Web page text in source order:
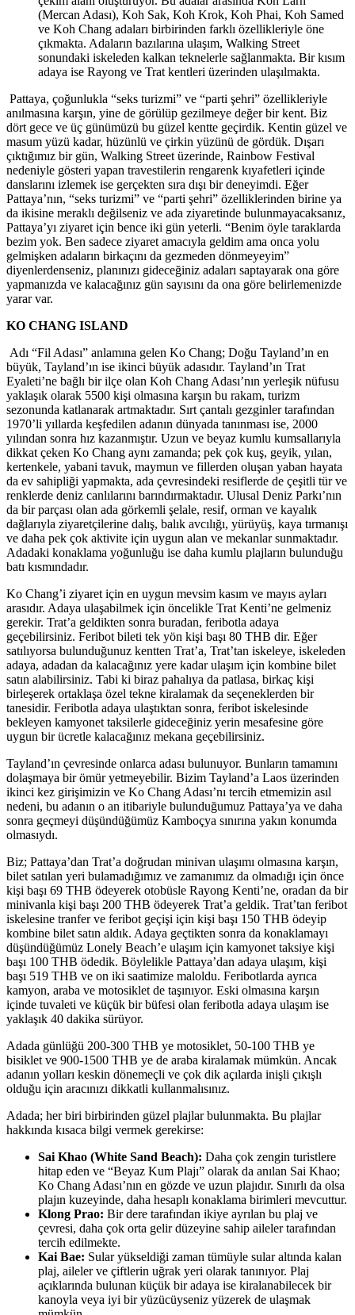
(Mercan Adası), Koh Sak, Koh Krok, Koh Phai, Koh Samed
ve Koh Chang adaları birbirinden farklı özellikleriyle öne
çıkmakta. Adaların bazılarına ulaşım, Walking Street
sonundaki iskeleden kalkan teknelerle sağlanmakta. Bir kısım
adaya ise Rayong ve Trat kentleri üzerinden ulaşılmakta.
Pattaya, çoğunlukla “seks turizmi” ve “parti şehri” özellikleriyle
anılmasına karşın, yine de görülüp gezilmeye değer bir kent. Biz
dört gece ve üç günümüzü bu güzel kentte geçirdik. Kentin güzel ve
masum yüzü kadar, hüzünlü ve çirkin yüzünü de gördük. Dışarı
çıktığımız bir gün, Walking Street üzerinde, Rainbow Festival
nedeniyle gösteri yapan travestilerin rengarenk kıyafetleri içinde
danslarını izlemek ise gerçekten sıra dışı bir deneyimdi. Eğer
Pattaya’nın, “seks turizmi” ve “parti şehri” özelliklerinden birine ya
da ikisine meraklı değilseniz ve ada ziyaretinde bulunmayacaksanız,
Pattaya’yı ziyaret için bence iki gün yeterli. “Benim öyle taraklarda
bezim yok. Ben sadece ziyaret amacıyla geldim ama onca yolu
gelmişken adaların birkaçını da gezmeden dönmeyeyim”
diyenlerdenseniz, planınızı gideceğiniz adaları saptayarak ona göre
yapmanızda ve kalacağınız gün sayısını da ona göre belirlemenizde
yarar var.
KO CHANG ISLAND
Adı “Fil Adası” anlamına gelen Ko Chang; Doğu Tayland’ın en
büyük, Tayland’ın ise ikinci büyük adasıdır. Tayland’ın Trat
Eyaleti’ne bağlı bir ilçe olan Koh Chang Adası’nın yerleşik nüfusu
yaklaşık olarak 5500 kişi olmasına karşın bu rakam, turizm
sezonunda katlanarak artmaktadır. Sırt çantalı gezginler tarafından
1970’li yıllarda keşfedilen adanın dünyada tanınması ise, 2000
yılından sonra hız kazanmıştır. Uzun ve beyaz kumlu kumsallarıyla
dikkat çeken Ko Chang aynı zamanda; pek çok kuş, geyik, yılan,
kertenkele, yabani tavuk, maymun ve fillerden oluşan yaban hayata
da ev sahipliği yapmakta, ada çevresindeki resiflerde de çeşitli tür ve
renklerde deniz canlılarını barındırmaktadır. Ulusal Deniz Parkı’nın
da bir parçası olan ada görkemli şelale, resif, orman ve kayalık
dağlarıyla ziyaretçilerine dalış, balık avcılığı, yürüyüş, kaya tırmanışı
ve daha pek çok aktivite için uygun alan ve mekanlar sunmaktadır.
Adadaki konaklama yoğunluğu ise daha kumlu plajların bulunduğu
batı kısmındadır.
Ko Chang’i ziyaret için en uygun mevsim kasım ve mayıs ayları
arasıdır. Adaya ulaşabilmek için öncelikle Trat Kenti’ne gelmeniz
gerekir. Trat’a geldikten sonra buradan, feribotla adaya
geçebilirsiniz. Feribot bileti tek yön kişi başı 80 THB dir. Eğer
satılıyorsa bulunduğunuz kentten Trat’a, Trat’tan iskeleye, iskeleden
adaya, adadan da kalacağınız yere kadar ulaşım için kombine bilet
satın alabilirsiniz. Tabi ki biraz pahalıya da patlasa, birkaç kişi
birleşerek ortaklaşa özel tekne kiralamak da seçeneklerden bir
tanesidir. Feribotla adaya ulaştıktan sonra, feribot iskelesinde
bekleyen kamyonet taksilerle gideceğiniz yerin mesafesine göre
uygun bir ücretle kalacağınız mekana geçebilirsiniz.
Tayland’ın çevresinde onlarca adası bulunuyor. Bunların tamamını
dolaşmaya bir ömür yetmeyebilir. Bizim Tayland’a Laos üzerinden
ikinci kez girişimizin ve Ko Chang Adası’nı tercih etmemizin asıl
nedeni, bu adanın o an itibariyle bulunduğumuz Pattaya’ya ve daha
sonra geçmeyi düşündüğümüz Kamboçya sınırına yakın konumda
olmasıydı.
Biz; Pattaya’dan Trat’a doğrudan minivan ulaşımı olmasına karşın,
bilet satılan yeri bulamadığımız ve zamanımız da olmadığı için önce
kişi başı 69 THB ödeyerek otobüsle Rayong Kenti’ne, oradan da bir
minivanla kişi başı 200 THB ödeyerek Trat’a geldik. Trat’tan feribot
iskelesine tranfer ve feribot geçişi için kişi başı 150 THB ödeyip
kombine bilet satın aldık. Adaya geçtikten sonra da konaklamayı
düşündüğümüz Lonely Beach’e ulaşım için kamyonet taksiye kişi
başı 100 THB ödedik. Böylelikle Pattaya’dan adaya ulaşım, kişi
başı 519 THB ve on iki saatimize maloldu. Feribotlarda ayrıca
kamyon, araba ve motosiklet de taşınıyor. Eski olmasına karşın
içinde tuvaleti ve küçük bir büfesi olan feribotla adaya ulaşım ise
yaklaşık 40 dakika sürüyor.
Adada günlüğü 200-300 THB ye motosiklet, 50-100 THB ye
bisiklet ve 900-1500 THB ye de araba kiralamak mümkün. Ancak
adanın yolları keskin dönemeçli ve çok dik açılarda inişli çıkışlı
olduğu için aracınızı dikkatli kullanmalısınız.
Adada; her biri birbirinden güzel plajlar bulunmakta. Bu plajlar
hakkında kısaca bilgi vermek gerekirse:
Sai Khao (White Sand Beach): Daha çok zengin turistlere
hitap eden ve “Beyaz Kum Plajı” olarak da anılan Sai Khao;
Ko Chang Adası’nın en gözde ve uzun plajıdır. Sınırlı da olsa
plajın kuzeyinde, daha hesaplı konaklama birimleri mevcuttur.
Klong Prao: Bir dere tarafından ikiye ayrılan bu plaj ve
çevresi, daha çok orta gelir düzeyine sahip aileler tarafından
tercih edilmekte.
Kai Bae: Sular yükseldiği zaman tümüyle sular altında kalan
plaj, aileler ve çiftlerin uğrak yeri olarak tanınıyor. Plaj
açıklarında bulunan küçük bir adaya ise kiralanabilecek bir
kanoyla veya iyi bir yüzücüyseniz yüzerek de ulaşmak